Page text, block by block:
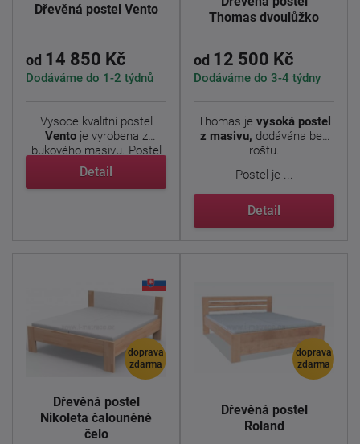
Dřevěná postel Vento
od 14 850 Kč
Dodáváme do 1-2 týdnů
Vysoce kvalitní postel
Ventoje vyrobena z
bukového masivu. Postel
má ...
Detail
Thomas dvoulůžko
od 12 500 Kč
Dodáváme do 3-4 týdny
Thomas je vysoká postel
z masivu, dodávána bez
roštu.
Postel je ...
Detail
doprava
zdarma
Dřevěná postel
Nikoleta čalouněné
čelo
doprava
zdarma
Dřevěná postel
Roland